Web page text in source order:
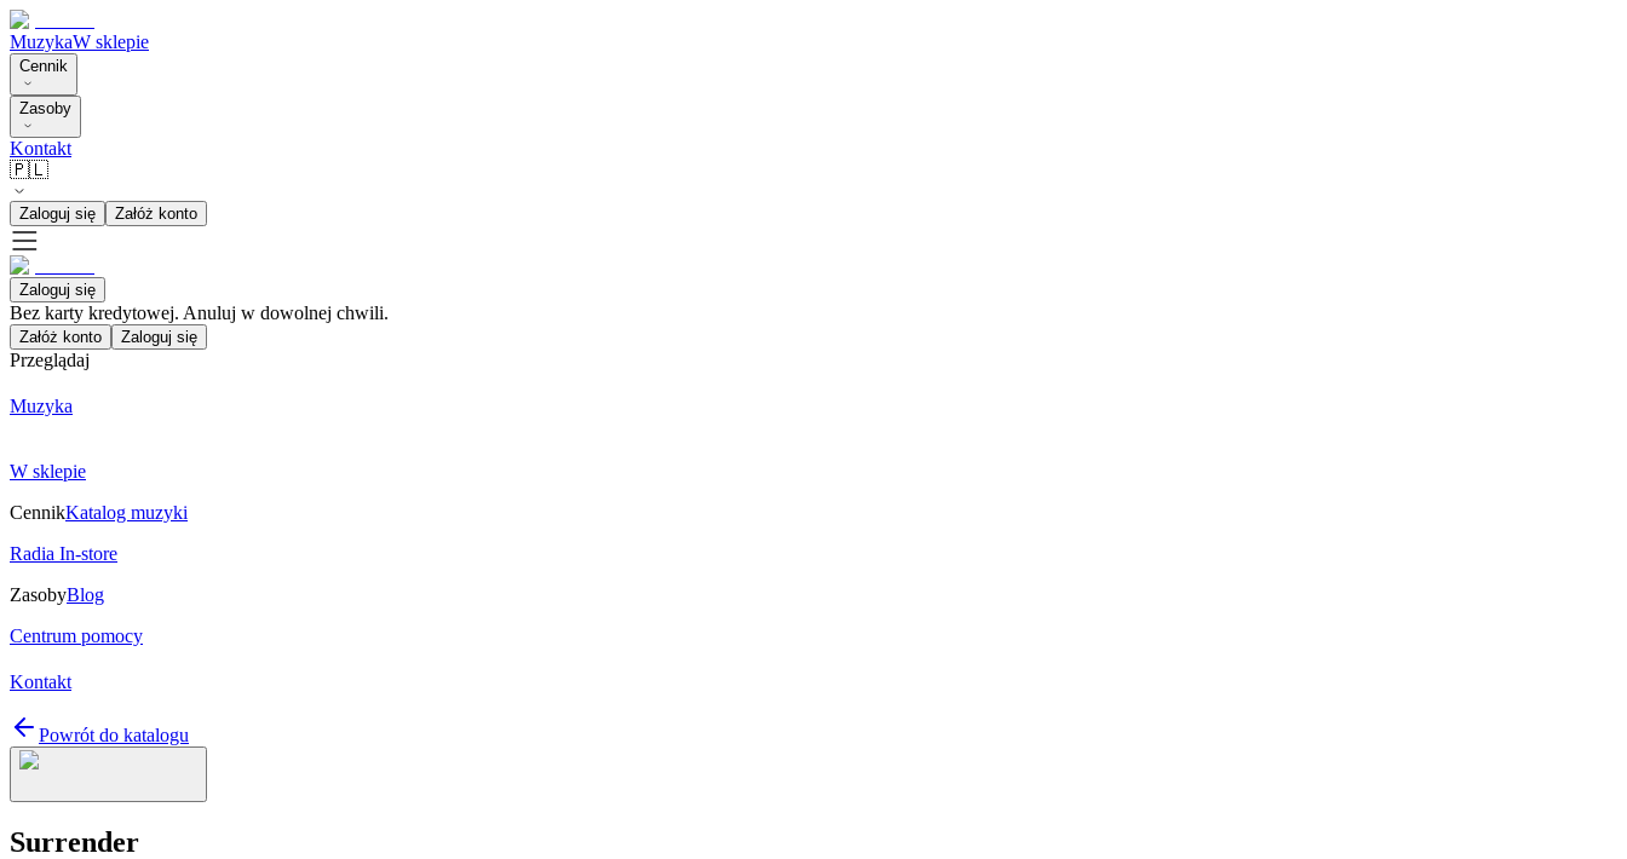
MuzykaW sklepie
Cennik
Zasoby
Kontakt
🇵🇱
Zaloguj się Załóż konto
Zaloguj się
Bez karty kredytowej. Anuluj w dowolnej chwili.
Załóż konto Zaloguj się
Przeglądaj
Muzyka
W sklepie
CennikKatalog muzyki
Radia In-store
ZasobyBlog
Centrum pomocy
Kontakt
Powrót do katalogu
Surrender